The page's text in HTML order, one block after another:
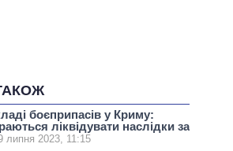
боєприпасів у Криму:
ліквідувати наслідки за
липня 2023, 11:15